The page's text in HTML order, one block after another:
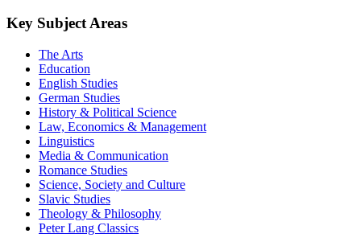
The Arts
Education
English Studies
German Studies
History & Political Science
Law, Economics & Management
Linguistics
Media & Communication
Romance Studies
Science, Society and Culture
Slavic Studies
Theology & Philosophy